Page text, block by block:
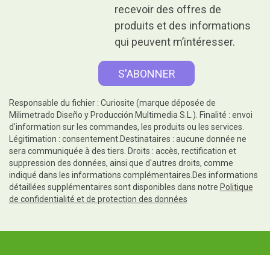
recevoir des offres de
produits et des informations
qui peuvent m’intéresser.
Responsable du fichier : Curiosite (marque déposée de
Milimetrado Diseño y Producción Multimedia S.L.). Finalité : envoi
d'information sur les commandes, les produits ou les services.
Légitimation : consentement.Destinataires : aucune donnée ne
sera communiquée à des tiers. Droits : accès, rectification et
suppression des données, ainsi que d'autres droits, comme
indiqué dans les informations complémentaires.Des informations
détaillées supplémentaires sont disponibles dans notre Politique
de confidentialité et de protection des données